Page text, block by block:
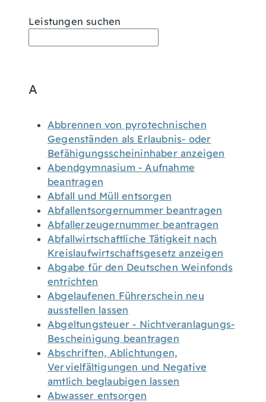
Leistungen suchen
A
Abbrennen von pyrotechnischen
Gegenständen als Erlaubnis- oder
Befähigungsscheininhaber anzeigen
Abendgymnasium - Aufnahme
beantragen
Abfall und Müll entsorgen
Abfallentsorgernummer beantragen
Abfallerzeugernummer beantragen
Abfallwirtschaftliche Tätigkeit nach
Kreislaufwirtschaftsgesetz anzeigen
Abgabe für den Deutschen Weinfonds
entrichten
Abgelaufenen Führerschein neu
ausstellen lassen
Abgeltungsteuer - Nichtveranlagungs-
Bescheinigung beantragen
Abschriften, Ablichtungen,
Vervielfältigungen und Negative
amtlich beglaubigen lassen
Abwasser entsorgen